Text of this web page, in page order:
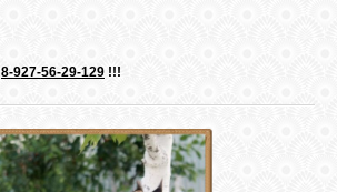
8-927-56-29-129 !!!